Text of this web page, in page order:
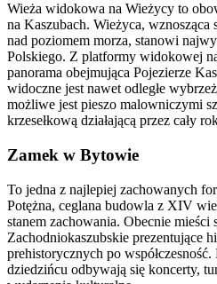
Wieża widokowa na Wieżycy to
na Kaszubach. Wieżyca,
nad poziomem morza, stanowi
Polskiego. Z platformy widokowej
panorama obejmująca Pojezierze
widoczne jest nawet odległe
możliwe jest pieszo malowniczymi
krzesełkową działającą przez cały
Zamek w Bytowie
To jedna z najlepiej zachowanych
Potężna, ceglana budowla z XIV
stanem zachowania. Obecnie mieści
Zachodniokaszubskie prezentujące
prehistorycznych po
dziedzińcu odbywają się koncerty,